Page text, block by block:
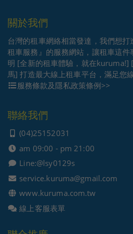
關於我們
台灣的租車網絡相當發達，我們想
租車服務』的服務網站，讓租車這件
明 [全新的租車體驗，就在kuruma!]
馬] 打造最大線上租車平台，滿足您
服務條款及隱私政策條例>>
聯絡我們
(04)25152031
am 09:00 - pm 21:00
Line:@lsy0129s
service.kuruma@gmail.com
www.kuruma.com.tw
線上客服表單